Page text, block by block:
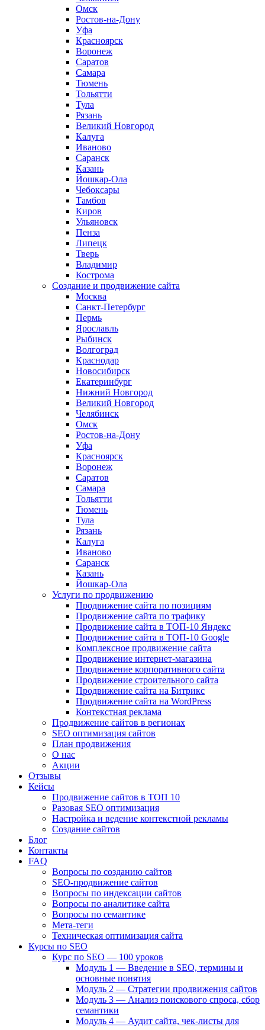
Омск
Ростов-на-Дону
Уфа
Красноярск
Воронеж
Саратов
Самара
Тюмень
Тольятти
Тула
Рязань
Великий Новгород
Калуга
Иваново
Саранск
Казань
Йошкар-Ола
Чебоксары
Тамбов
Киров
Ульяновск
Пенза
Липецк
Тверь
Владимир
Кострома
Создание и продвижение сайта
Москва
Санкт-Петербург
Пермь
Ярославль
Рыбинск
Волгоград
Краснодар
Новосибирск
Екатеринбург
Нижний Новгород
Великий Новгород
Челябинск
Омск
Ростов-на-Дону
Уфа
Красноярск
Воронеж
Саратов
Самара
Тольятти
Тюмень
Тула
Рязань
Калуга
Иваново
Саранск
Казань
Йошкар-Ола
Услуги по продвижению
Продвижение сайта по позициям
Продвижение сайта по трафику
Продвижение сайта в ТОП-10 Яндекс
Продвижение сайта в ТОП-10 Google
Комплексное продвижение сайта
Продвижение интернет-магазина
Продвижение корпоративного сайта
Продвижение строительного сайта
Продвижение сайта на Битрикс
Продвижение сайта на WordPress
Контекстная реклама
Продвижение сайтов в регионах
SEO оптимизация сайтов
План продвижения
О нас
Акции
Отзывы
Кейсы
Продвижение сайтов в ТОП 10
Разовая SEO оптимизация
Настройка и ведение контекстной рекламы
Создание сайтов
Блог
Контакты
FAQ
Вопросы по созданию сайтов
SEO-продвижение сайтов
Вопросы по индексации сайтов
Вопросы по аналитике сайта
Вопросы по семантике
Мета-теги
Техническая оптимизация сайта
Курсы по SEO
Курс по SEO — 100 уроков
Модуль 1 — Введение в SEO, термины и
основные понятия
Модуль 2 — Стратегии продвижения сайтов
Модуль 3 — Анализ поискового спроса, сбор
семантики
Модуль 4 — Аудит сайта, чек-листы для